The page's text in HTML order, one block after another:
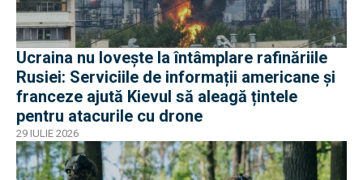
Ucraina nu lovește la întâmplare rafinăriile
Rusiei: Serviciile de informații americane și
franceze ajută Kievul să aleagă țintele
pentru atacurile cu drone
29 IULIE 2026